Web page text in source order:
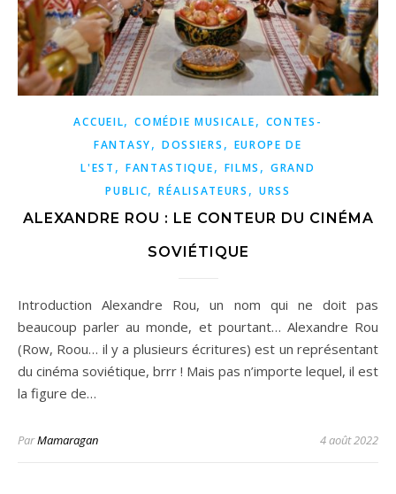
ACCUEIL,COMÉDIE MUSICALE, CONTES-
FANTASY, DOSSIERS , EUROPE DE
L'EST , FANTASTIQUE, FILMS ,GRAND
PUBLIC,RÉALISATEURS , URSS
ALEXANDRE ROU : LE CONTEUR DU CINÉMA
SOVIÉTIQUE
Introduction Alexandre Rou, un nom qui ne doit pas
beaucoup parler au monde, et pourtant… Alexandre Rou
(Row, Roou… il y a plusieurs écritures) est un représentant
du cinéma soviétique, brrr ! Mais pas n’importe lequel, il est
la figure de…
ParMamaragan 4 août 2022